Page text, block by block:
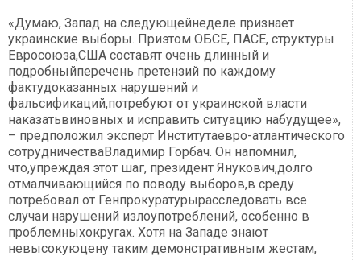
«Думаю, Запад на следующейнеделе признает
украинские выборы. Приэтом ОБСЕ, ПАСЕ, структуры
Евросоюза,США составят очень длинный и
подробныйперечень претензий по каждому
фактудоказанных нарушений и
фальсификаций,потребуют от украинской власти
наказатьвиновных и исправить ситуацию набудущее»,
– предположил эксперт Институтаевро-атлантического
сотрудничестваВладимир Горбач. Он напомнил,
что,упреждая этот шаг, президент Янукович,долго
отмалчивающийся по поводу выборов,в среду
потребовал от Генпрокуратурырасследовать все
случаи нарушений излоупотреблений, особенно в
проблемныхокругах. Хотя на Западе знают
невысокуюцену таким демонстративным жестам,